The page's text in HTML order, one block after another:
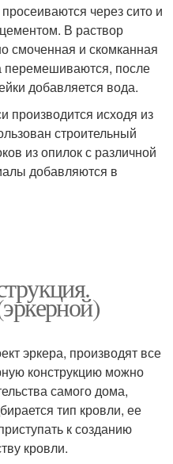
через сито и
В раствор
смоченная и скомканная
перемешиваются, после
добавляется вода.
производится исходя из
строительный
из опилок с различной
добавляются в
эркера, производят все
конструкцию можно
самого дома,
тип кровли, ее
к созданию
кровли.